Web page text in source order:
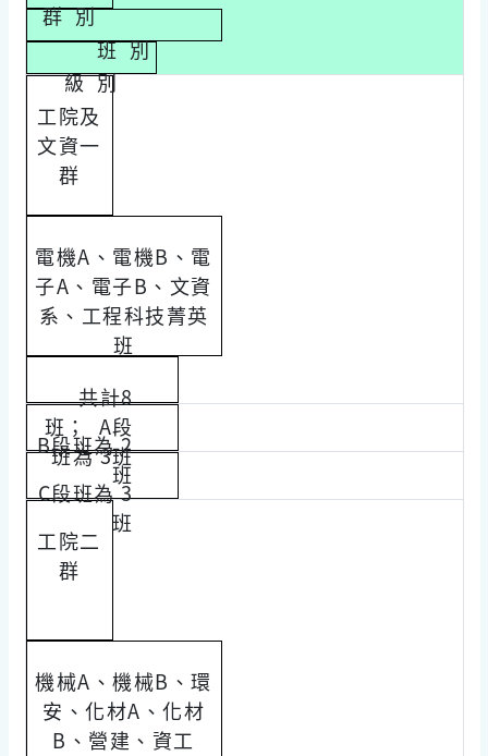
群 別
班 別
級 別
工院及
文資一
群
電機A、電機B、電
子A、電子B、文資
系、工程科技菁英
班
共計8
班； A段
班為 3班
B段班為 2
班
C段班為 3
班
工院二
群
機械A、機械B、環
安、化材A、化材
B、營建、資工